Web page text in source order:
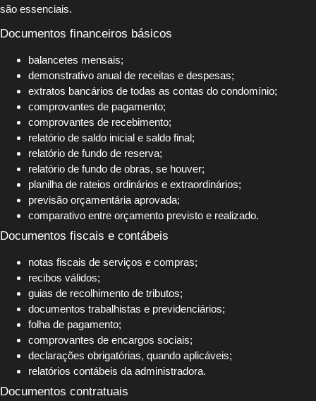
são essenciais.
Documentos financeiros básicos
balancetes mensais;
demonstrativo anual de receitas e despesas;
extratos bancários de todas as contas do condomínio;
comprovantes de pagamento;
comprovantes de recebimento;
relatório de saldo inicial e saldo final;
relatório de fundo de reserva;
relatório de fundo de obras, se houver;
planilha de rateios ordinários e extraordinários;
previsão orçamentária aprovada;
comparativo entre orçamento previsto e realizado.
Documentos fiscais e contábeis
notas fiscais de serviços e compras;
recibos válidos;
guias de recolhimento de tributos;
documentos trabalhistas e previdenciários;
folha de pagamento;
comprovantes de encargos sociais;
declarações obrigatórias, quando aplicáveis;
relatórios contábeis da administradora.
Documentos contratuais